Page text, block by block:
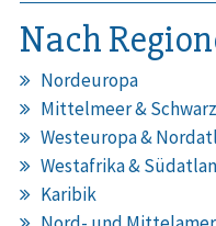
Nach
Nordeuropa
Mittelmeer &
Westeuropa &
Westafrika &
Karibik